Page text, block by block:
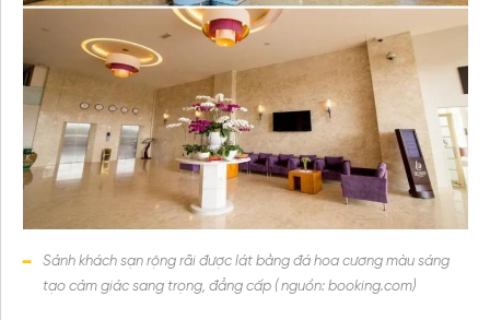
Sảnh khách sạn rộng rãi được lát bằng đá hoa cương màu sáng
tạo cảm giác sang trọng, đẳng cấp ( nguồn: booking.com)